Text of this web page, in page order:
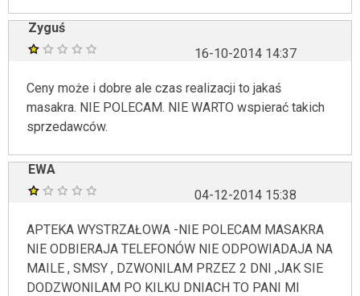
Zyguś
16-10-2014 14:37
Ceny może i dobre ale czas realizacji to jakaś
masakra. NIE POLECAM. NIE WARTO wspierać takich
sprzedawców.
EWA
04-12-2014 15:38
APTEKA WYSTRZAŁOWA -NIE POLECAM MASAKRA
NIE ODBIERAJA TELEFONÓW NIE ODPOWIADAJA NA
MAILE , SMSY , DZWONILAM PRZEZ 2 DNI ,JAK SIE
DODZWONILAM PO KILKU DNIACH TO PANI MI